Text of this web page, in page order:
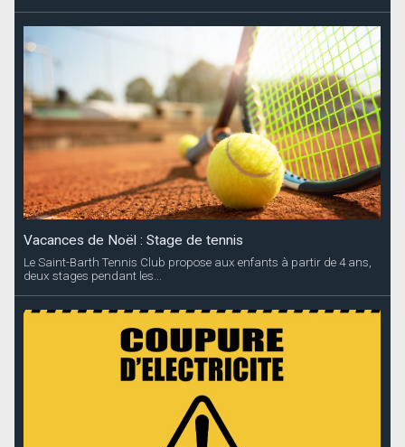
Vacances de Noël : Stage de tennis
Le Saint-Barth Tennis Club propose aux enfants à partir de 4 ans,
deux stages pendant les...